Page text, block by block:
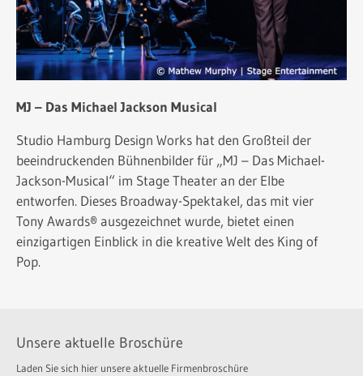
MJ – Das Michael Jackson Musical
Studio Hamburg Design Works hat den Großteil der
beeindruckenden Bühnenbilder für „MJ – Das Michael-
Jackson-Musical“ im Stage Theater an der Elbe
entworfen. Dieses Broadway-Spektakel, das mit vier
Tony Awards® ausgezeichnet wurde, bietet einen
einzigartigen Einblick in die kreative Welt des King of
Pop.
Unsere aktuelle Broschüre
Laden Sie sich hier unsere aktuelle Firmenbroschüre